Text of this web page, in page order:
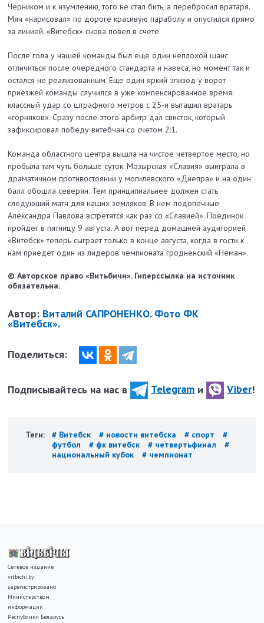
Черником и к изумлению, того не стал бить, а перебросил вратаря.
Мяч «нарисовал» по дороге красивую параболу и опустился прямо
за линией. «Витебск» снова повел в счете.
После гола у нашей команды был еще один неплохой шанс
отличиться после очередного стандарта и навеса, но момент так и
остался не реализованным. Еще один яркий эпизод у ворот
приезжей команды случился в уже компенсированное время:
классный удар со штрафного метров с 25-и вытащил вратарь
«горняков». Сразу после этого арбитр дал свисток, который
зафиксировал победу витебчан со счетом 2:1.
Команда областного центра вышла на чистое четвертое место, но
пробыла там чуть больше суток. Мозырская «Славия» выиграла в
драматичном противостоянии у могилевского «Днепра» и на один
балл обошла северян. Тем принципиальнее должен стать
следующий матч для наших земляков. В нем подопечные
Александра Павлова встретятся как раз со «Славией». Поединок
пройдет в пятницу 9 августа. А вот перед домашней аудиторией
«Витебск» теперь сыграет только в конце августа, когда в гости к
нам приедет один из лидеров чемпионата гродненский «Неман».
© Авторское право «Витьбичи». Гиперссылка на источник
обязательна.
Автор: Виталий САПРОНЕНКО. Фото ФК
«Витебск».
Поделиться:
Подписывайтесь на нас в Telegram и Viber!
Теги: # Витебск # новости витебска # спорт
#
футбол
# фк витебск # четвертьфинал
#
национальный кубок
# чемпионат
Сетевое издание
vitbichi.by
зарегистрировано
Министерством
информации
Республики Беларусь